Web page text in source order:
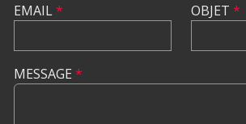
EMAIL* OBJET *
MESSAGE *